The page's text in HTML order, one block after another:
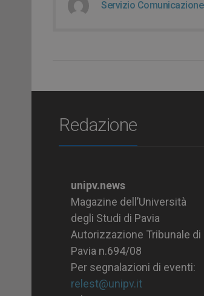
Servizio Comunicazione
Redazione
unipv.news
Magazine dell’Università
degli Studi di Pavia
Autorizzazione Tribunale di
Pavia n.694/08
Per segnalazioni di eventi:
relest@unipv.it